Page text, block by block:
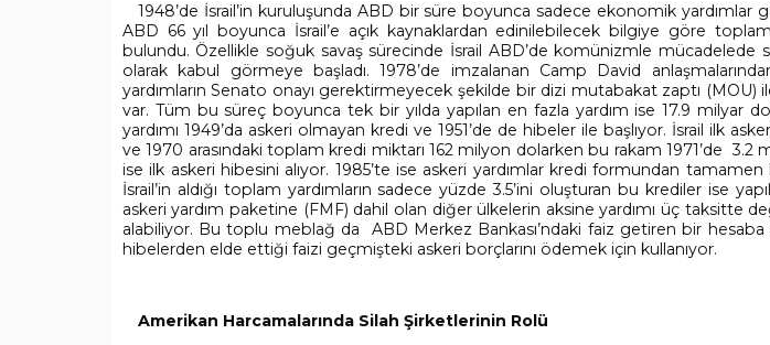
1948’de İsrail’in kuruluşunda ABD bir süre boyunca sadece ekonomik yardımlar
ABD 66 yıl boyunca İsrail’e açık kaynaklardan edinilebilecek bilgiye göre
bulundu. Özellikle soğuk savaş sürecinde İsrail ABD’de komünizmle
olarak kabul görmeye başladı. 1978’de imzalanan Camp David
yardımların Senato onayı gerektirmeyecek şekilde bir dizi mutabakat zaptı (MOU)
var. Tüm bu süreç boyunca tek bir yılda yapılan en fazla yardım ise 17.9 milyar
yardımı 1949’da askeri olmayan kredi ve 1951’de de hibeler ile başlıyor. İsrail ilk
ve 1970 arasındaki toplam kredi miktarı 162 milyon dolarken bu rakam 1971’de 3.2
ise ilk askeri hibesini alıyor. 1985’te ise askeri yardımlar kredi formundan
İsrail’in aldığı toplam yardımların sadece yüzde 3.5’ini oluşturan bu krediler ise
askeri yardım paketine (FMF) dahil olan diğer ülkelerin aksine yardımı üç taksitte
alabiliyor. Bu toplu meblağ da ABD Merkez Bankası’ndaki faiz getiren bir hesaba
hibelerden elde ettiği faizi geçmişteki askeri borçlarını ödemek için kullanıyor.
Amerikan Harcamalarında Silah Şirketlerinin Rolü